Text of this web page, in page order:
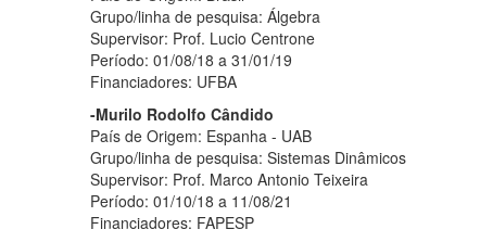
Grupo/linha de pesquisa: Álgebra
Supervisor: Prof. Lucio Centrone
Período: 01/08/18 a 31/01/19
Financiadores: UFBA
-Murilo Rodolfo Cândido
País de Origem: Espanha - UAB
Grupo/linha de pesquisa: Sistemas Dinâmicos
Supervisor: Prof. Marco Antonio Teixeira
Período: 01/10/18 a 11/08/21
Financiadores: FAPESP